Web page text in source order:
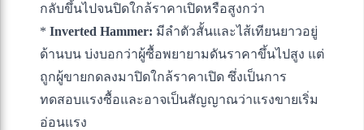
กลับขึ้นไปจนปิดใกล้ราคาเปิดหรือสูงกว่า
* Inverted Hammer: มีลำตัวสั้นและไส้เทียนยาวอยู่
ด้านบน บ่งบอกว่าผู้ซื้อพยายามดันราคาขึ้นไปสูง แต่
ถูกผู้ขายกดลงมาปิดใกล้ราคาเปิด ซึ่งเป็นการ
ทดสอบแรงซื้อและอาจเป็นสัญญาณว่าแรงขายเริ่ม
อ่อนแรง